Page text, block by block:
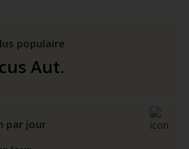
populaire
Aut.
par jour